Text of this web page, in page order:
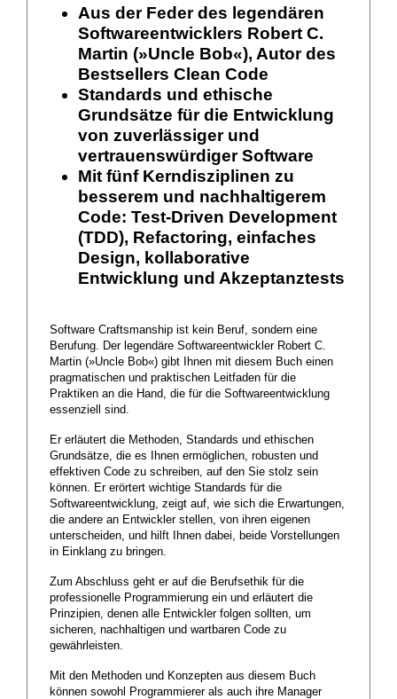
Aus der Feder des legendären
Softwareentwicklers Robert C.
Martin (»Uncle Bob«), Autor des
Bestsellers Clean Code
Standards und ethische
Grundsätze für die Entwicklung
von zuverlässiger und
vertrauenswürdiger Software
Mit fünf Kerndisziplinen zu
besserem und nachhaltigerem
Code: Test-Driven Development
(TDD), Refactoring, einfaches
Design, kollaborative
Entwicklung und Akzeptanztests
Software Craftsmanship ist kein Beruf, sondern eine
Berufung. Der legendäre Softwareentwickler Robert C.
Martin (»Uncle Bob«) gibt Ihnen mit diesem Buch einen
pragmatischen und praktischen Leitfaden für die
Praktiken an die Hand, die für die Softwareentwicklung
essenziell sind.
Er erläutert die Methoden, Standards und ethischen
Grundsätze, die es Ihnen ermöglichen, robusten und
effektiven Code zu schreiben, auf den Sie stolz sein
können. Er erörtert wichtige Standards für die
Softwareentwicklung, zeigt auf, wie sich die Erwartungen,
die andere an Entwickler stellen, von ihren eigenen
unterscheiden, und hilft Ihnen dabei, beide Vorstellungen
in Einklang zu bringen.
Zum Abschluss geht er auf die Berufsethik für die
professionelle Programmierung ein und erläutert die
Prinzipien, denen alle Entwickler folgen sollten, um
sicheren, nachhaltigen und wartbaren Code zu
gewährleisten.
Mit den Methoden und Konzepten aus diesem Buch
können sowohl Programmierer als auch ihre Manager